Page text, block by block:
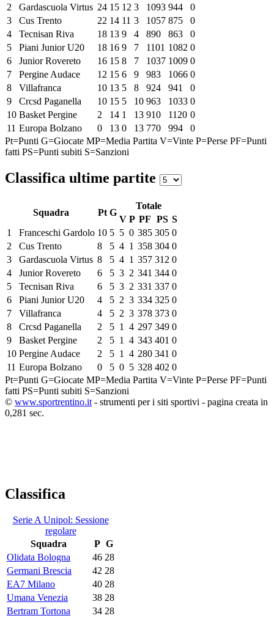
2
Gardascuola Virtus 24 15 12 3 1093 944
0
3
Cus Trento 22 14 11 3 1057 875
0
4
Tecnisan Riva 18 13 9 4 890 863
0
5
Piani Junior U20 18 16 9 7 1101 1082 0
6
Junior Rovereto 16 15 8 7 1037 1009 0
7
Pergine Audace 12 15 6 9 983 1066 0
8
Villafranca 10 13 5 8 924 941
0
9
Crcsd Paganella 10 15 5 10 963 1033 0
10 Basket Pergine 2 14 1 13 910 1120 0
11 Europa Bolzano 0 13 0 13 770 994
0
Pt=Punti G=Giocate MP=Media Partita V=Vinte P=Perse PF=Punti
fatti PS=Punti subiti S=Sanzioni
Classifica ultime partite
Squadra Pt G
Totale
V P PF PS S
1
Franceschi Gardolo 10 5 5 0 385 305 0
2
Cus Trento 8 5 4 1 358 304 0
3
Gardascuola Virtus 8 5 4 1 357 312 0
4
Junior Rovereto 6 5 3 2 341 344 0
5
Tecnisan Riva 6 5 3 2 331 337 0
6
Piani Junior U20 4 5 2 3 334 325 0
7
Villafranca 4 5 2 3 378 373 0
8
Crcsd Paganella 2 5 1 4 297 349 0
9
Basket Pergine 2 5 1 4 343 401 0
10 Pergine Audace 2 5 1 4 280 341 0
11 Europa Bolzano 0 5 0 5 328 402 0
Pt=Punti G=Giocate MP=Media Partita V=Vinte P=Perse PF=Punti
fatti PS=Punti subiti S=Sanzioni
© www.sportrentino.it - strumenti per i siti sportivi - pagina creata in
0,281 sec.
Classifica
Serie A Unipol: Sessione
regolare
Squadra
P G
Olidata Bologna
46 28
Germani Brescia
42 28
EA7 Milano
40 28
Umana Venezia
38 28
Bertram Tortona
34 28